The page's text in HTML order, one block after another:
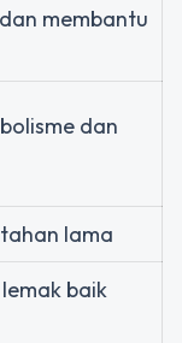
membantu
dan
lama
baik